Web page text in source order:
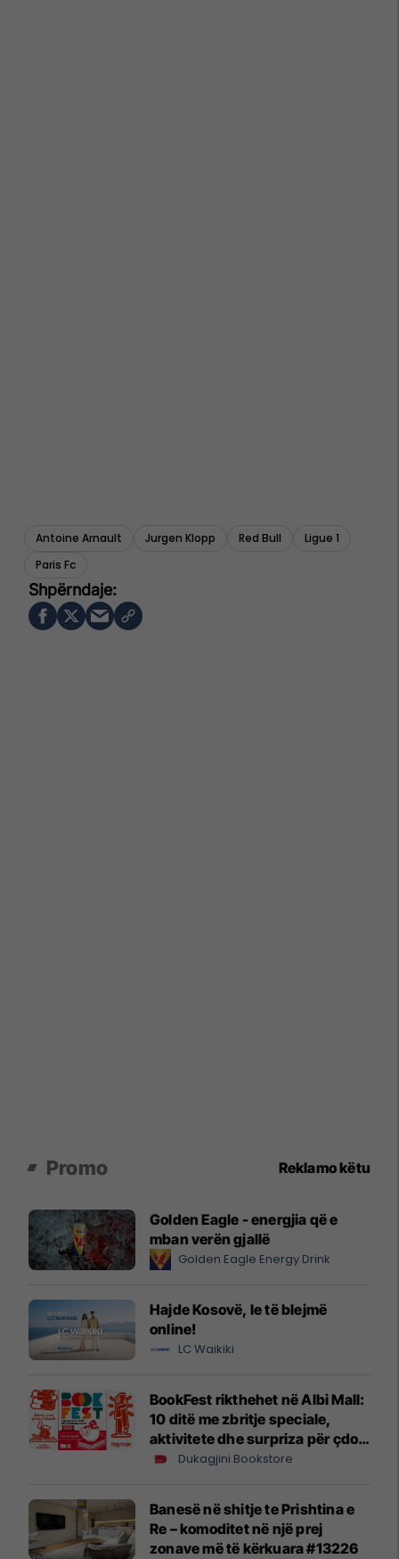
Antoine Arnault Jurgen Klopp Red Bull
Ligue 1
Paris Fc
Promo Reklamo këtu
Golden Eagle - energjia që e
mban verën gjallë
Golden Eagle Energy Drink
Hajde Kosovë, le të blejmë
online!
LC Waikiki
BookFest rikthehet në Albi Mall:
10 ditë me zbritje speciale,
aktivitete dhe surpriza për çdo
lexuesDukagjini Bookstore
Banesë në shitje te Prishtina e
Re – komoditet në një prej
zonave më të kërkuara #13226